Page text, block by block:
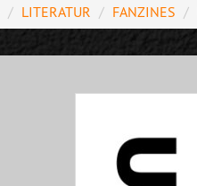
Startseite
LITERATUR FANZINES